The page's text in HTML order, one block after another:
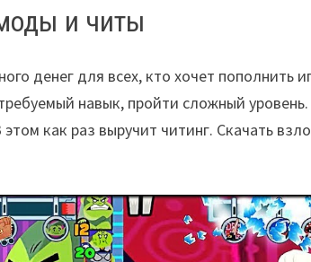
и читы
денег для всех, кто хочет пополнить
навык, пройти сложный
как раз выручит читинг. Скачать